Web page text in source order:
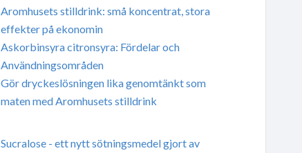
Aromhusets stilldrink: små koncentrat, stora
effekter på ekonomin
Askorbinsyra citronsyra: Fördelar och
Användningsområden
Gör dryckeslösningen lika genomtänkt som
maten med Aromhusets stilldrink
Sucralose - ett nytt sötningsmedel gjort av